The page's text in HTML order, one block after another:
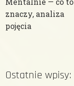
znaczy, analiza
pojęcia
Ostatnie wpisy: